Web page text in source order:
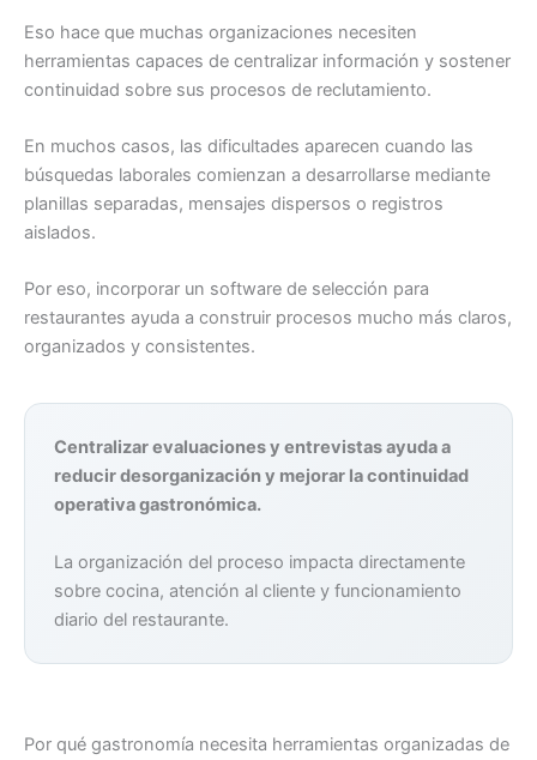
Eso hace que muchas organizaciones necesiten
herramientas capaces de centralizar información y sostener
continuidad sobre sus procesos de reclutamiento.
En muchos casos, las dificultades aparecen cuando las
búsquedas laborales comienzan a desarrollarse mediante
planillas separadas, mensajes dispersos o registros
aislados.
Por eso, incorporar un software de selección para
restaurantes ayuda a construir procesos mucho más claros,
organizados y consistentes.
Centralizar evaluaciones y entrevistas ayuda a
reducir desorganización y mejorar la continuidad
operativa gastronómica.
La organización del proceso impacta directamente
sobre cocina, atención al cliente y funcionamiento
diario del restaurante.
Por qué gastronomía necesita herramientas organizadas de